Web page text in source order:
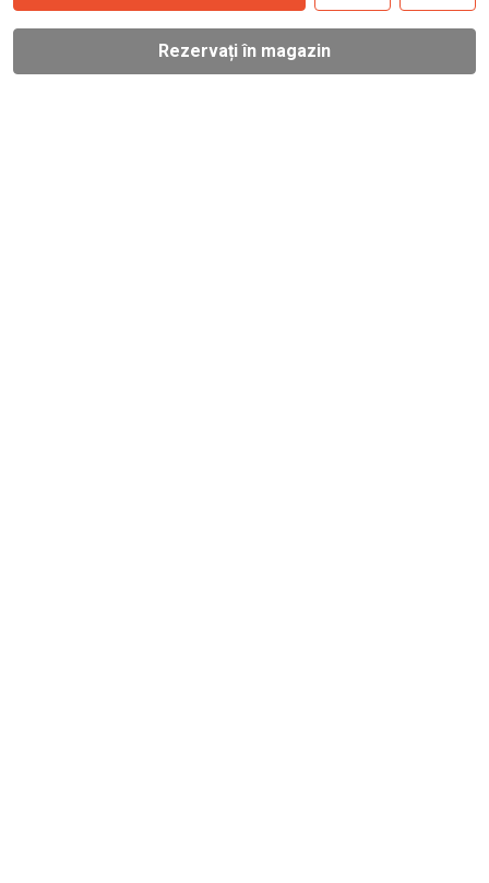
Rezervați în magazin